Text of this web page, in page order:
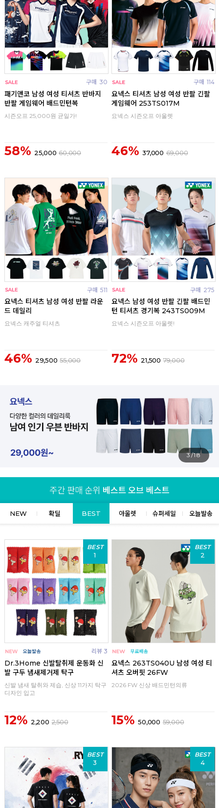
구매 30
패기앤코 남성 여성 티셔츠 반바지
반팔 게임웨어 배드민턴복
시즌오프 25,000원 균일가!
58% 25,000 60,000
구매 114
요넥스 티셔츠 남성 여성 반팔 긴팔
게임웨어 253TS017M
요넥스 시즌오프 아울렛
46% 37,000 69,000
구매 511
요넥스 티셔츠 남성 여성 반팔 라운
드 데일리
요넥스 캐주얼 티셔츠
46% 29,500 55,000
구매 275
요넥스 남성 여성 반팔 긴팔 배드민
턴 티셔츠 경기복 243TS009M
요넥스 시즌오프 아울렛!
72% 21,500 79,000
4/18
NEW 확딜 BEST 아울렛 슈퍼세일 오늘발송
BEST
1
리뷰 3
Dr.3Home 신발탈취제 운동화 신
발 구두 냄새제거제 탁구
신발 냄새 탈취와 제습, 신상 11가지 탁구
디자인 입고
12% 2,200 2,500
BEST
2
요넥스 263TS040U 남성 여성 티
셔츠 오버핏 26FW
2026 FW 신상 배드민턴의류
15% 50,000 59,000
BEST
3
BEST
4